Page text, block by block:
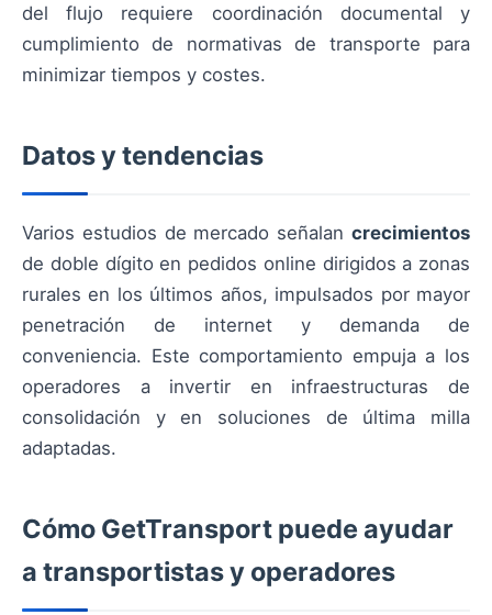
del flujo requiere coordinación documental y
cumplimiento de normativas de transporte para
minimizar tiempos y costes.
Datos y tendencias
Varios estudios de mercado señalan crecimientos
de doble dígito en pedidos online dirigidos a zonas
rurales en los últimos años, impulsados por mayor
penetración de internet y demanda de
conveniencia. Este comportamiento empuja a los
operadores a invertir en infraestructuras de
consolidación y en soluciones de última milla
adaptadas.
Cómo GetTransport puede ayudar
a transportistas y operadores